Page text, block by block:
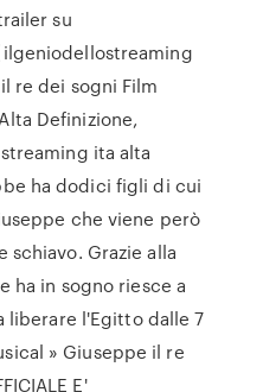
su
re dei sogni Film
Definizione,
ita alta
ha dodici figli di cui
che viene però
Grazie alla
ha in sogno riesce a
liberare l'Egitto dalle 7
» Giuseppe il re
E'